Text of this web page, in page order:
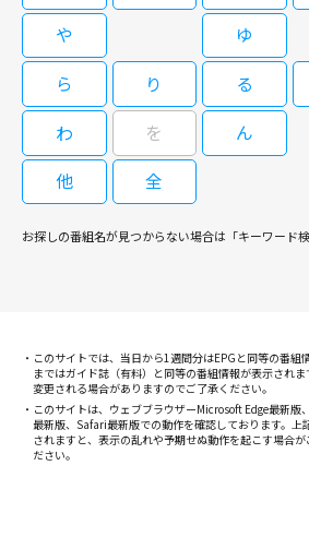
や
ゆ
ら
り る
わ
を
ん
他
全
お探しの番組名が見つからない場合は「キーワード
このサイトでは、当日から1週間分はEPGと同等の番組
まではガイド誌（有料）と同等の番組情報が表示され
変更される場合がありますのでご了承ください。
このサイトは、ウェブブラウザーMicrosoft Edge最新版
最新版、Safari最新版での動作を確認しております。上
されますと、表示の乱れや予期せぬ動作を起こす場合
ださい。